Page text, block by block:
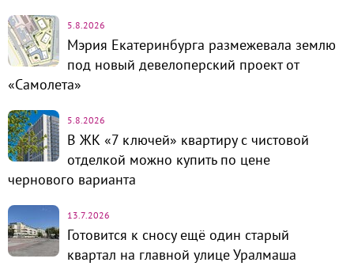
5.8.2026
Мэрия Екатеринбурга размежевала землю
под новый девелоперский проект от
«Самолета»
5.8.2026
В ЖК «7 ключей» квартиру с чистовой
отделкой можно купить по цене
чернового варианта
13.7.2026
Готовится к сносу ещё один старый
квартал на главной улице Уралмаша